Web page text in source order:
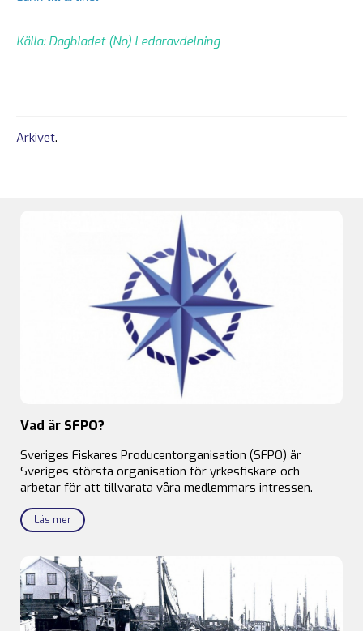
Källa: Dagbladet (No) Ledaravdelning
Arkivet.
Vad är SFPO?
Sveriges Fiskares Producentorganisation (SFPO) är
Sveriges största organisation för yrkesfiskare och
arbetar för att tillvarata våra medlemmars intressen.
Läs mer